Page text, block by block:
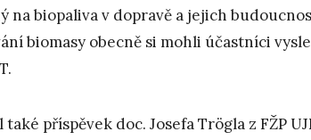
na biopaliva v dopravě a jejich
biomasy obecně si mohli účastníci
také příspěvek doc. Josefa Trögla z FŽP